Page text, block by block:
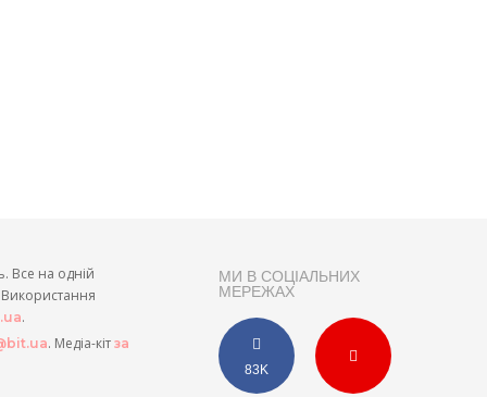
МИ В СОЦІАЛЬНИХ
МЕРЕЖАХ
83K
Все на одній
Використання
.
. Медіа-кіт за